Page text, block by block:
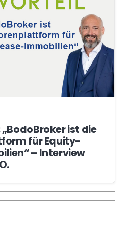
ist die
für Equity-
– Interview